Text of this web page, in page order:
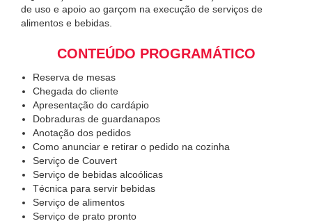
de uso e apoio ao garçom na execução de serviços de
alimentos e bebidas.
CONTEÚDO PROGRAMÁTICO
Reserva de mesas
Chegada do cliente
Apresentação do cardápio
Dobraduras de guardanapos
Anotação dos pedidos
Como anunciar e retirar o pedido na cozinha
Serviço de Couvert
Serviço de bebidas alcoólicas
Técnica para servir bebidas
Serviço de alimentos
Serviço de prato pronto